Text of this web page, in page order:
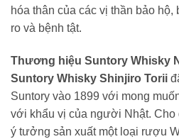
hóa thân của các vị thần bảo
ro và bệnh tật.
Thương hiệu Suntory Whisky
Suntory Whisky Shinjiro Torii
Suntory vào 1899 với mong
với khẩu vị của người Nhật. Cho
ý tưởng sản xuất một loại rượu